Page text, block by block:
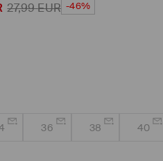
27,99EUR -46%
36 38 40